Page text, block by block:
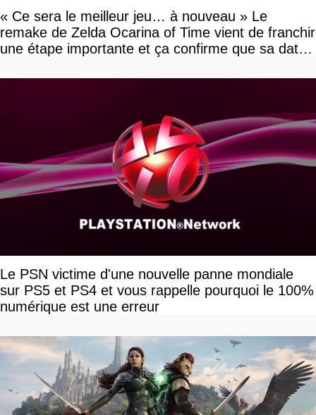
« Ce sera le meilleur jeu… à nouveau » Le
remake de Zelda Ocarina of Time vient de franchir
une étape importante et ça confirme que sa date
Le PSN victime d'une nouvelle panne mondiale
sur PS5 et PS4 et vous rappelle pourquoi le 100%
numérique est une erreur